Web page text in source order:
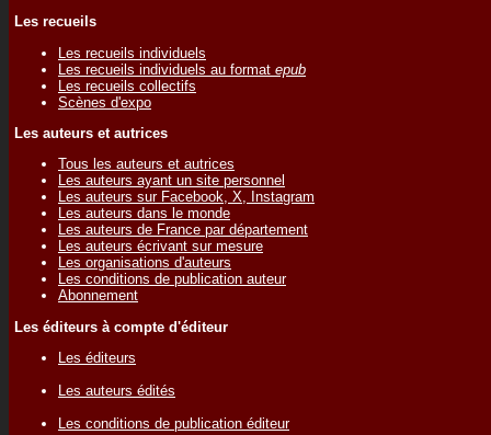
Les recueils
Les recueils individuels
Les recueils individuels au format epub
Les recueils collectifs
Scènes d'expo
Les auteurs et autrices
Tous les auteurs et autrices
Les auteurs ayant un site personnel
Les auteurs sur Facebook, X, Instagram
Les auteurs dans le monde
Les auteurs de France par département
Les auteurs écrivant sur mesure
Les organisations d'auteurs
Les conditions de publication auteur
Abonnement
Les éditeurs à compte d'éditeur
Les éditeurs
Les auteurs édités
Les conditions de publication éditeur